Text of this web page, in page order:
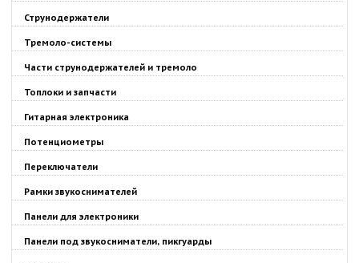
Струнодержатели
Тремоло-системы
Части струнодержателей и тремоло
Топлоки и запчасти
Гитарная электроника
Потенциометры
Переключатели
Рамки звукоснимателей
Панели для электроники
Панели под звукосниматели, пикгуарды